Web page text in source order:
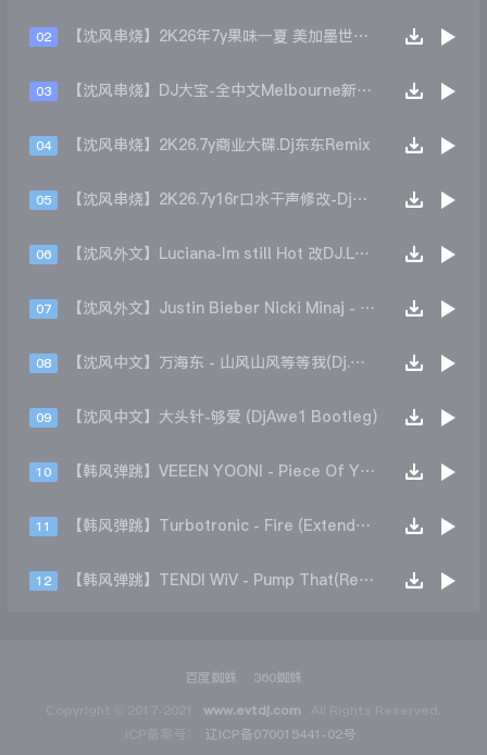
02 【沈风串烧】2K26年7y果味一夏 美加墨世界杯主题跳舞派对专辑 - Dj.阿帅
03 【沈风串烧】DJ大宝-全中文Melbourne新弹跳一飞冲天重低音上劲风暴MUSIC慢摇大碟
04 【沈风串烧】2K26.7y商业大碟.Dj东东Remix
05 【沈风串烧】2K26.7y16r口水干声修改-Dj东东Remix
06 【沈风外文】Luciana-Im still Hot 改DJ.LoZe
07 【沈风外文】Justin Bieber Nicki Minaj - Beauty And A Beat (DjHope小春 Extended Mix)
08 【沈风中文】万海东 - 山风山风等等我(Dj.阿洋 Extended Mix)
09 【沈风中文】大头针-够爱 (DjAwe1 Bootleg)
10 【韩风弹跳】VEEEN YOONI - Piece Of Your Heart (Remix)
11 【韩风弹跳】Turbotronic - Fire (Extended Mix)
12 【韩风弹跳】TENDI WiV - Pump That(Remix)
百度蜘蛛 360蜘蛛
www.evtdj.com
辽ICP备070015441-02号